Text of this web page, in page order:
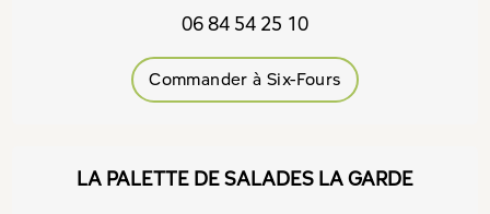
06 84 54 25 10
Commander à Six-Fours
LA PALETTE DE SALADES LA GARDE